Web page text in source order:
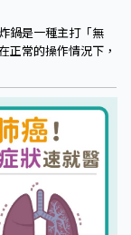
鍋是一種主打「無
正常的操作情況下，